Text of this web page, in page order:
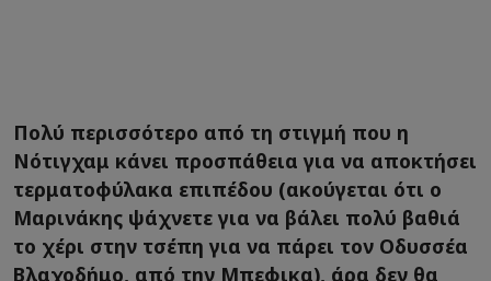
Πολύ περισσότερο από τη στιγμή που η
Νότιγχαμ κάνει προσπάθεια για να αποκτήσει
τερματοφύλακα επιπέδου (ακούγεται ότι ο
Μαρινάκης ψάχνετε για να βάλει πολύ βαθιά
το χέρι στην τσέπη για να πάρει τον Οδυσσέα
Βλαχοδήμο, από την Μπεφικα), άρα δεν θα